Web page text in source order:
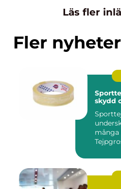
Läs fler
Fler nyheter
skydd
många